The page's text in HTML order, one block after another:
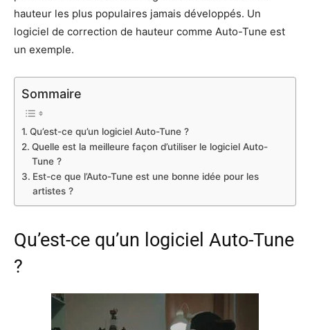
hauteur les plus populaires jamais développés. Un
logiciel de correction de hauteur comme Auto-Tune est
un exemple.
Sommaire
Qu’est-ce qu’un logiciel Auto-Tune ?
Quelle est la meilleure façon d’utiliser le logiciel Auto-
Tune ?
Est-ce que l’Auto-Tune est une bonne idée pour les
artistes ?
Qu’est-ce qu’un logiciel Auto-Tune
?